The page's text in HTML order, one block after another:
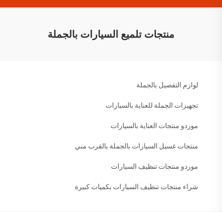
منتجات تلميع السيارات بالجملة
لوازم التفصيل بالجملة
تجهيزات الجملة للعناية بالسيارات
موردو منتجات العناية بالسيارات
منتجات غسيل السيارات بالجملة بالقرب مني
موردو منتجات تنظيف السيارات
شراء منتجات تنظيف السيارات بكميات كبيرة